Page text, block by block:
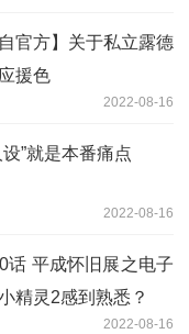
官方】关于私立露德
援色
2022-08-16
”就是本番痛点
2022-08-16
话 平成怀旧展之电子
精灵2感到熟悉？
2022-08-16